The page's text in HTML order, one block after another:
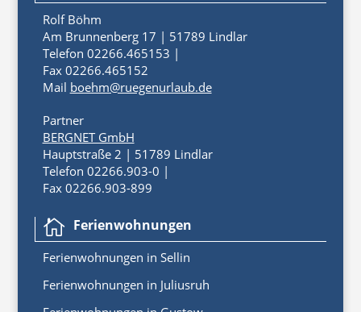
Rolf Böhm
Am Brunnenberg 17 | 51789 Lindlar
Telefon 02266.465153 |
Fax 02266.465152
Mail boehm@ruegenurlaub.de
Partner
BERGNET GmbH
Hauptstraße 2 | 51789 Lindlar
Telefon 02266.903-0 |
Fax 02266.903-899
 Ferienwohnungen
Ferienwohnungen in Sellin
Ferienwohnungen in Juliusruh